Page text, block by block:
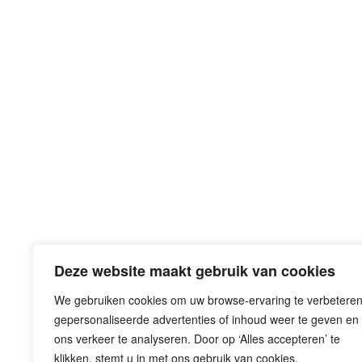
Deze website maakt gebruik van cookies
We gebruiken cookies om uw browse-ervaring te
gepersonaliseerde advertenties of inhoud weer te geven en
ons verkeer te analyseren. Door op ‘Alles accepteren’ te
klikken, stemt u in met ons gebruik van cookies.
Eemplein 71-77
3812 EA Amersfoort